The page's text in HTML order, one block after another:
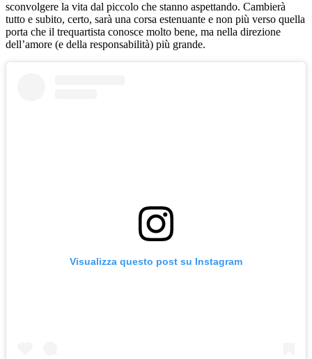
sconvolgere la vita dal piccolo che stanno aspettando. Cambierà
tutto e subito, certo, sarà una corsa estenuante e non più verso quella
porta che il trequartista conosce molto bene, ma nella direzione
dell’amore (e della responsabilità) più grande.
Visualizza questo post su Instagram